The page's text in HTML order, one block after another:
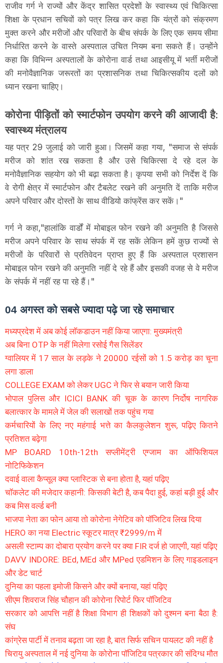
राजीव गर्ग ने राज्यों और केंद्र शासित प्रदेशों के स्वास्थ्य एवं चिकित्सा
शिक्षा के प्रधान सचिवों को पत्र लिख कर कहा कि यंत्रों को संक्रमण
मुक्त करने और मरीजों और परिवारों के बीच संपर्क के लिए एक समय सीमा
निर्धारित करने के वास्ते अस्पताल उचित नियम बना सकते हैं। उन्होंने
कहा कि विभिन्न अस्पतालों के कोरोना वार्ड तथा आइसीयू में भर्ती मरीजों
की मनोवैज्ञानिक जरूरतों का प्रशासनिक तथा चिकित्सकीय दलों को
ध्यान रखना चाहिए।
कोरोना पीड़ितों को स्मार्टफोन उपयोग करने की आजादी है:
स्वास्थ्य मंत्रालय
यह पत्र 29 जुलाई को जारी हुआ। जिसमें कहा गया, "समाज से संपर्क
मरीज को शांत रख सकता है और उसे चिकित्सा दे रहे दल के
मनोवैज्ञानिक सहयोग को भी बढ़ा सकता है। कृपया सभी को निर्देश दें कि
वे रोगी क्षेत्र में स्मार्टफोन और टैबलेट रखने की अनुमति दें ताकि मरीज
अपने परिवार और दोस्तों के साथ वीडियो कांफ्रेंस कर सकें।"
गर्ग ने कहा,"हालांकि वार्डों में मोबाइल फोन रखने की अनुमति है जिससे
मरीज अपने परिवार के साथ संपर्क में रह सकें लेकिन हमें कुछ राज्यों से
मरीजों के परिवारों से प्रतिवेदन प्राप्त हुए हैं कि अस्पताल प्रशासन
मोबाइल फोन रखने की अनुमति नहीं दे रहे हैं और इसकी वजह से वे मरीज
के संपर्क में नहीं रह पा रहे हैं।"
04 अगस्त को सबसे ज्यादा पढ़े जा रहे समाचार
मध्यप्रदेश में अब कोई लॉकडाउन नहीं किया जाएगा: मुख्यमंत्री
अब बिना OTP के नहीं मिलेगा रसोई गैस सिलेंडर
ग्वालियर में 17 साल के लड़के ने 20000 रईसों को 1.5 करोड़ का चूना
लगा डाला
COLLEGE EXAM को लेकर UGC ने फिर से बयान जारी किया
भोपाल पुलिस और ICICI BANK की चूक के कारण निर्दोष नागरिक
बलात्कार के मामले में जेल की सलाखों तक पहुंच गया
कर्मचारियों के लिए नए महंगाई भत्ते का कैलकुलेशन शुरू, पढ़िए कितने
प्रतिशत बढ़ेगा
MP BOARD 10th-12th सप्लीमेंट्री एग्जाम का ऑफिशियल
नोटिफिकेशन
दवाई वाला कैप्सूल क्या प्लास्टिक से बना होता है, यहां पढ़िए
चॉकलेट की मजेदार कहानी: किसकी बेटी है, कब पैदा हुई, कहां बड़ी हुई और
कब मिस वर्ल्ड बनी
भाजपा नेता का फोन आया तो कोरोना नेगेटिव को पॉजिटिव लिख दिया
HERO का नया Electric स्कूटर मात्र ₹2999/m में
असली स्टाम्प का दोबारा प्रयोग करने पर क्या FIR दर्ज हो जाएगी, यहां पढ़िए
DAVV INDORE: BEd, MEd और MPed एडमिशन के लिए गाइडलाइन
और डेट चार्ट
दुनिया का पहला इमोजी किसने और क्यों बनाया, यहां पढ़िए
सीएम शिवराज सिंह चौहान की कोरोना रिपोर्ट फिर पॉजिटिव
सरकार को आपत्ति नहीं है शिक्षा विभाग ही शिक्षकों को दुश्मन बना बैठा है:
संघ
कांग्रेस पार्टी में तनाव बढ़ता जा रहा है, बात सिर्फ सचिन पायलट की नहीं है
चिरायु अस्पताल में नई दुनिया के कोरोना पॉजिटिव पत्रकार की संदिग्ध मौत